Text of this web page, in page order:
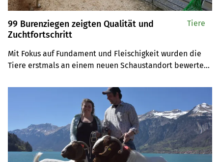
99 Burenziegen zeigten Qualität und
Zuchtfortschritt
Mit Fokus auf Fundament und Fleischigkeit wurden die
Tiere erstmals an einem neuen Schaustandort bewertet.
Beinstellung zum Mister und die kompakte Benschi zur
Miss Swiss-Boer 2022.
Tiere